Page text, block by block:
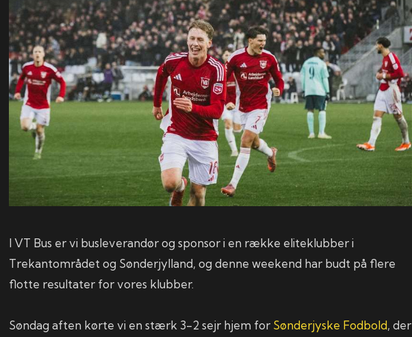
I VT Bus er vi busleverandør og sponsor i en række eliteklubber i
Trekantområdet og Sønderjylland, og denne weekend har budt på flere
flotte resultater for vores klubber.
Søndag aften kørte vi en stærk 3-2 sejr hjem for Sønderjyske Fodbold, der